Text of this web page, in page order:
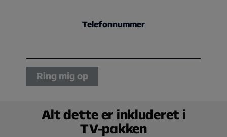
Telefonnummer
Ring mig op
Alt dette er inkluderet i
TV-pakken